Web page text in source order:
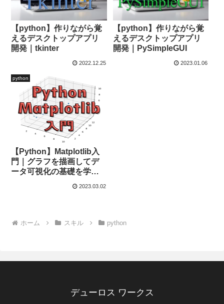
【python】作りながら覚
えるデスクトップアプリ
開発｜tkinter
2022.12.25
【python】作りながら覚
えるデスクトップアプリ
開発｜PySimpleGUI
2023.01.06
python
【Python】Matplotlib入
門｜グラフを描画してデ
ータ可視化の基礎を学ぼ
2023.03.02
ホーム スキル python
デューロス ワークス